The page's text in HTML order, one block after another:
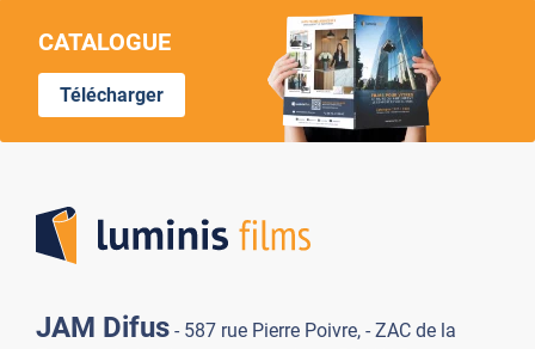
CATALOGUE
Télécharger
JAM Difus - 587 rue Pierre Poivre, - ZAC de la